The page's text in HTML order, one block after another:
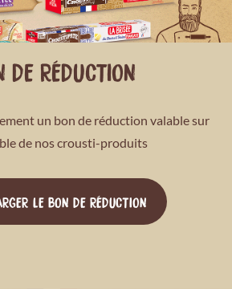
DE RÉDUCTION
un bon de réduction valable sur
de nos crousti-produits
LE BON DE RÉDUCTION